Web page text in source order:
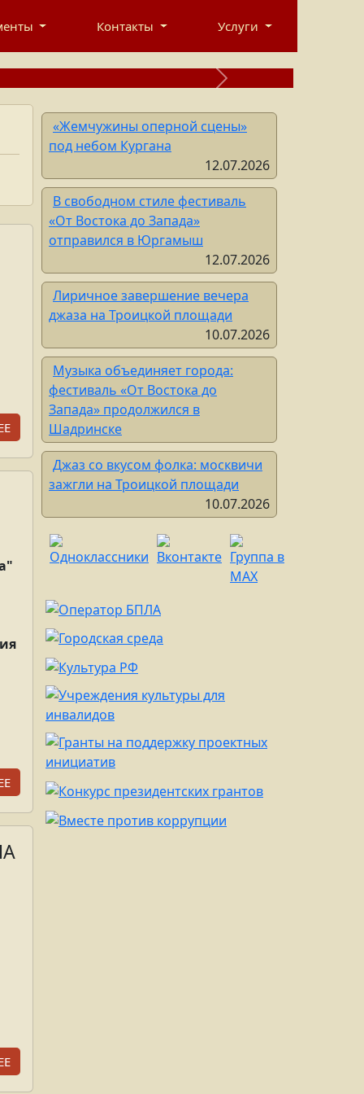
КОНЦЕРТНОЕ ОБЪЕДИНЕНИЕ»
Контакты Услуги
Next
«Жемчужины оперной сцены»
под небом Кургана
12.07.2026
В свободном стиле фестиваль
«От Востока до Запада»
отправился в Юргамыш
12.07.2026
Лиричное завершение вечера
джаза на Троицкой площади
10.07.2026
Музыка объединяет города:
фестиваль «От Востока до
Запада» продолжился в
Шадринске
Джаз со вкусом фолка: москвичи
зажгли на Троицкой площади
10.07.2026